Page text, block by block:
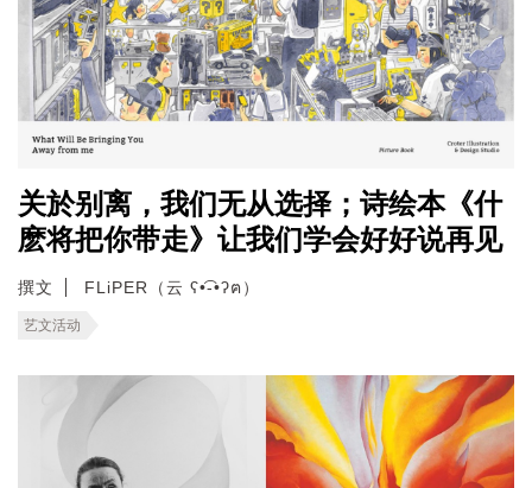
关於别离，我们无从选择；诗绘本《什
麽将把你带走》让我们学会好好说再见
撰文 FLiPER（云 ʕ•͡-•ʔฅ）
艺文活动